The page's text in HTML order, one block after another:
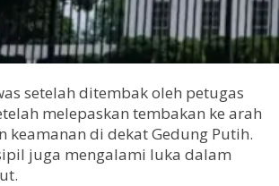
setelah ditembak oleh petugas
melepaskan tembakan ke arah
keamanan di dekat Gedung Putih.
juga mengalami luka dalam